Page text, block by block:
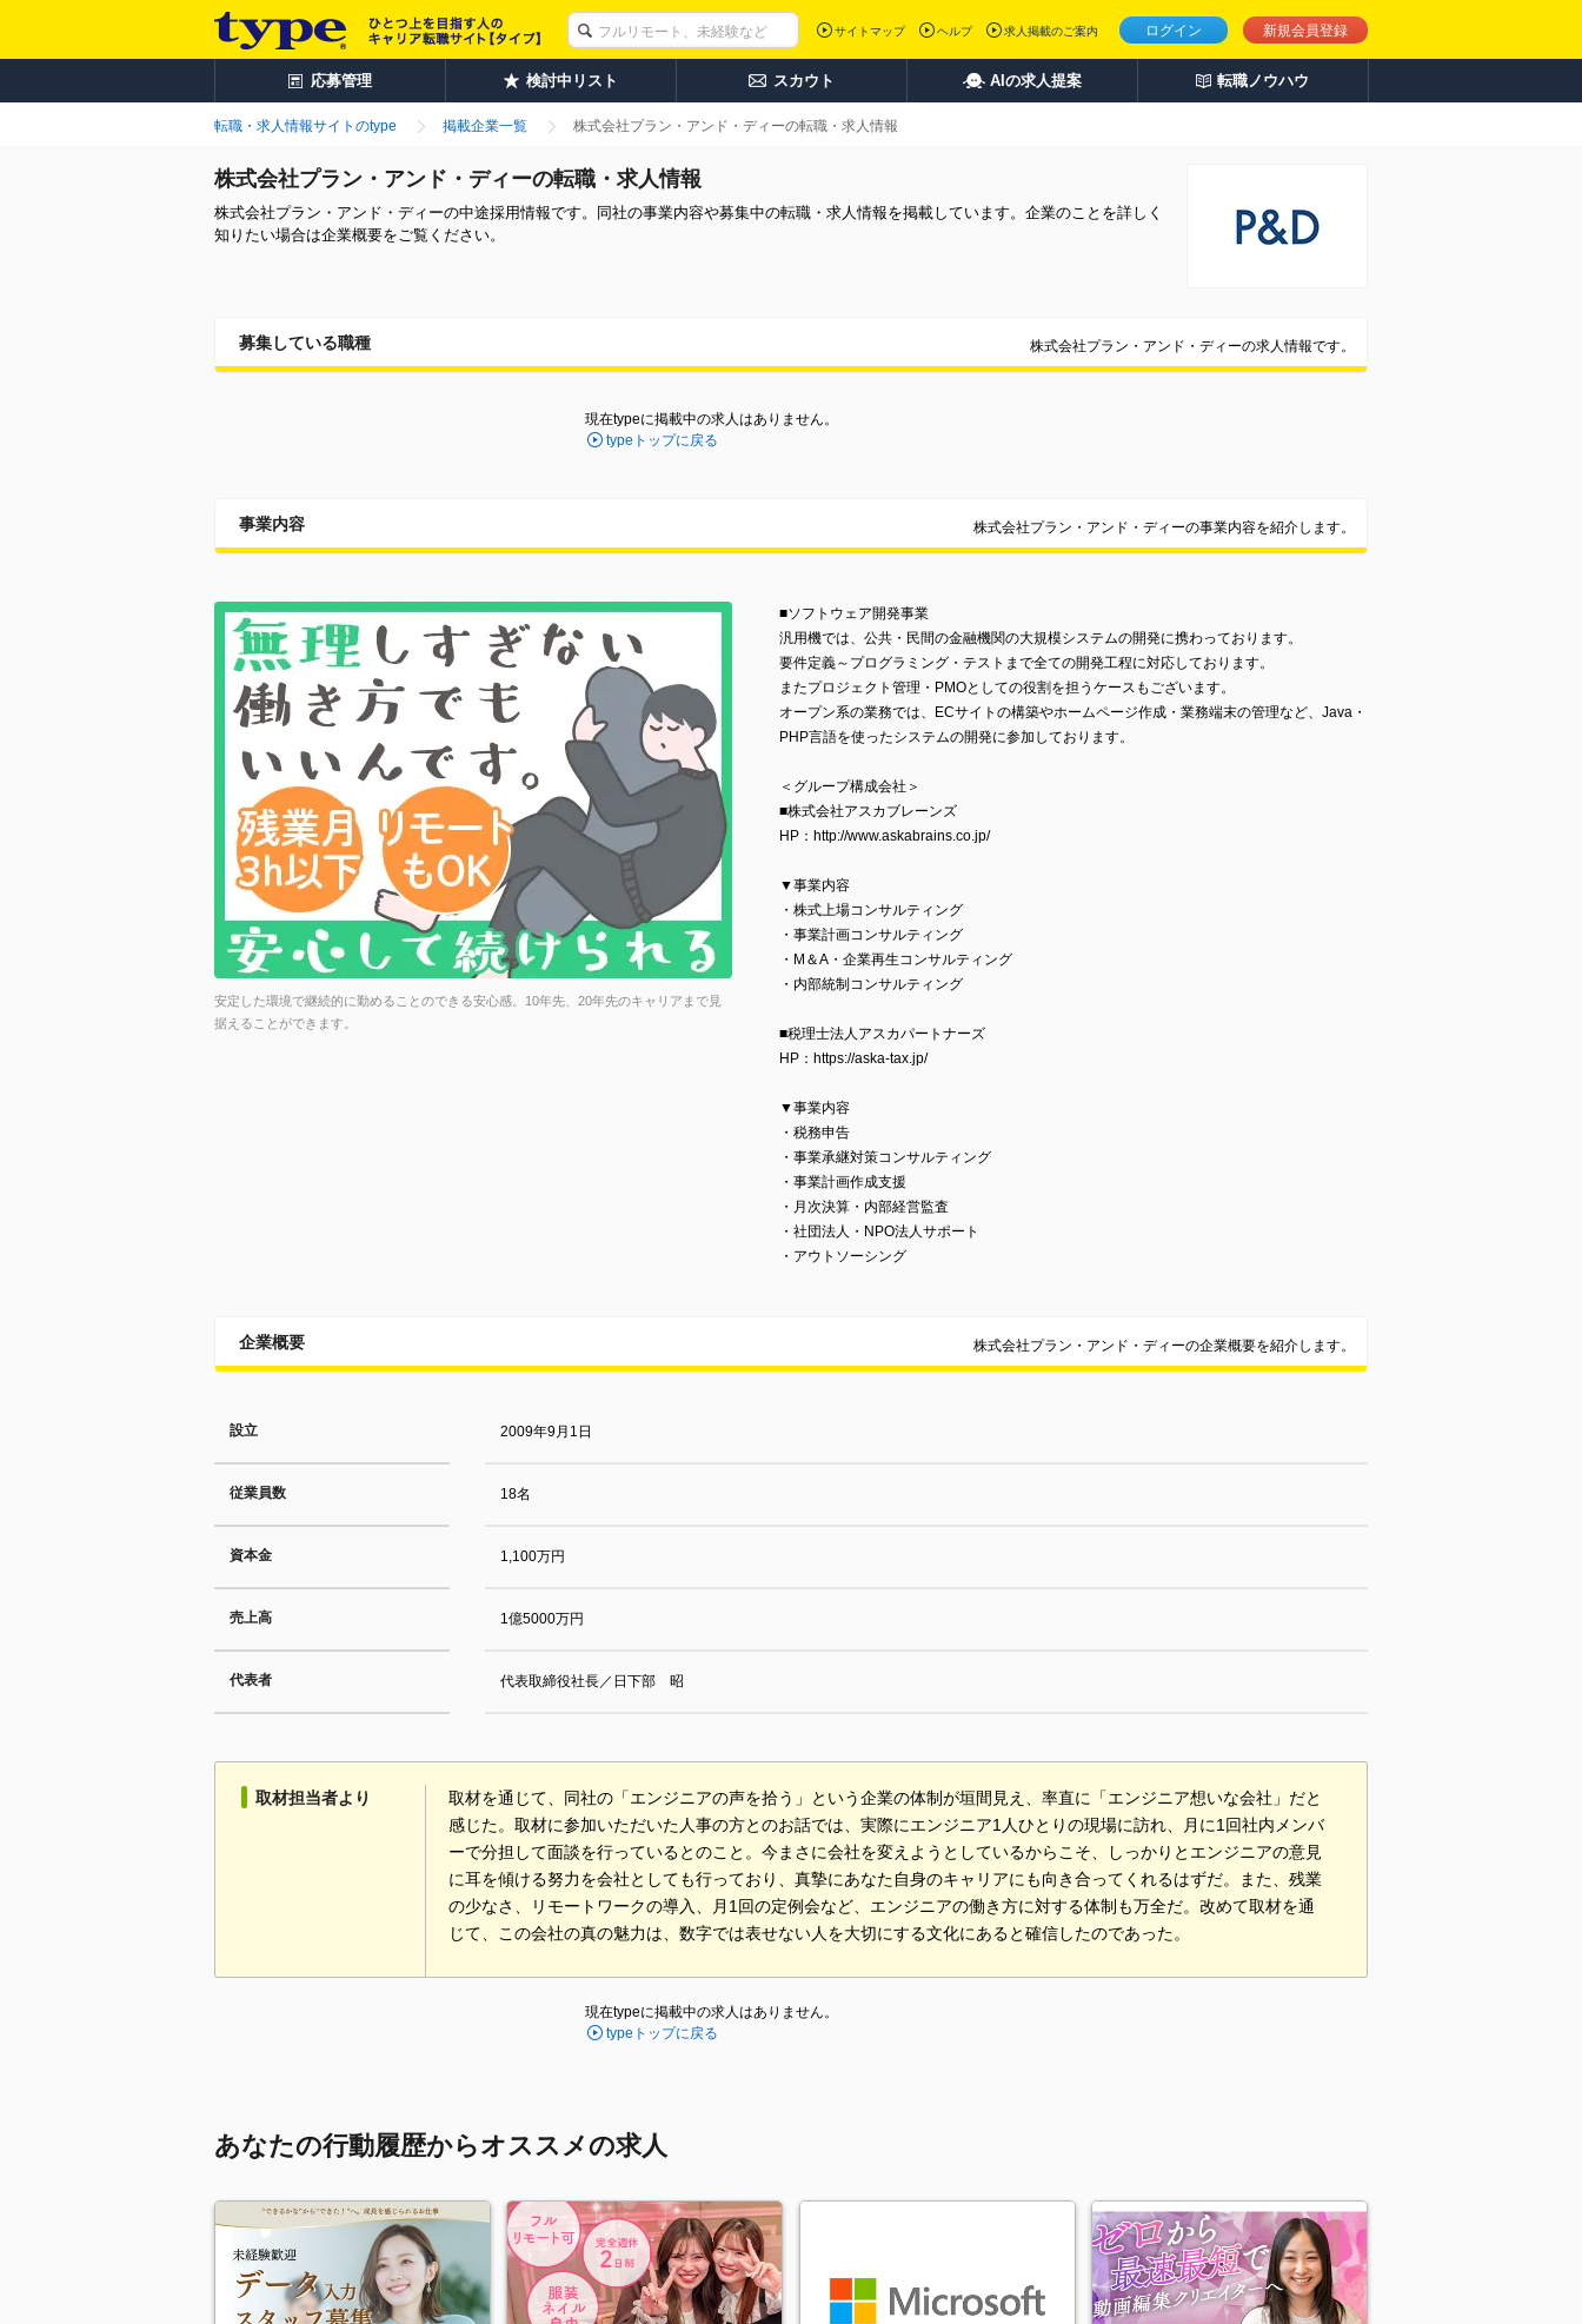
ログイン 新規会員登録
サイトマップ ヘルプ 求人掲載のご案内
応募管理 検討中リスト スカウト AIの求人提案 転職ノウハウ
転職・求人情報サイトのtype 掲載企業一覧 株式会社プラン・アンド・ディーの転職・求人情報
株式会社プラン・アンド・ディーの転職・求人情報
株式会社プラン・アンド・ディーの中途採用情報です。同社の事業内容や募集中の転職・求人情報を掲載しています。企業のことを詳しく
知りたい場合は企業概要をご覧ください。
募集している職種 株式会社プラン・アンド・ディーの求人情報です。
現在typeに掲載中の求人はありません。
typeトップに戻る
事業内容 株式会社プラン・アンド・ディーの事業内容を紹介します。
安定した環境で継続的に勤めることのできる安心感。10年先、20年先のキャリアまで見
据えることができます。
■ソフトウェア開発事業
汎用機では、公共・民間の金融機関の大規模システムの開発に携わっております。
要件定義～プログラミング・テストまで全ての開発工程に対応しております。
またプロジェクト管理・PMOとしての役割を担うケースもございます。
オープン系の業務では、ECサイトの構築やホームページ作成・業務端末の管理など、Java・
PHP言語を使ったシステムの開発に参加しております。
＜グループ構成会社＞
■株式会社アスカブレーンズ
HP：http://www.askabrains.co.jp/
▼事業内容
・株式上場コンサルティング
・事業計画コンサルティング
・M＆A・企業再生コンサルティング
・内部統制コンサルティング
■税理士法人アスカパートナーズ
HP：https://aska-tax.jp/
▼事業内容
・税務申告
・事業承継対策コンサルティング
・事業計画作成支援
・月次決算・内部経営監査
・社団法人・NPO法人サポート
・アウトソーシング
企業概要 株式会社プラン・アンド・ディーの企業概要を紹介します。
設立 2009年9月1日
従業員数 18名
資本金 1,100万円
売上高 1億5000万円
代表者 代表取締役社長／日下部 昭
取材担当者より
取材を通じて、同社の「エンジニアの声を拾う」という企業の体制が垣間見え、率直に「エンジニア想いな会社」だと
感じた。取材に参加いただいた人事の方とのお話では、実際にエンジニア1人ひとりの現場に訪れ、月に1回社内メンバ
ーで分担して面談を行っているとのこと。今まさに会社を変えようとしているからこそ、しっかりとエンジニアの意見
に耳を傾ける努力を会社としても行っており、真摯にあなた自身のキャリアにも向き合ってくれるはずだ。また、残業
の少なさ、リモートワークの導入、月1回の定例会など、エンジニアの働き方に対する体制も万全だ。改めて取材を通
じて、この会社の真の魅力は、数字では表せない人を大切にする文化にあると確信したのであった。
現在typeに掲載中の求人はありません。
typeトップに戻る
あなたの行動履歴からオススメの求人